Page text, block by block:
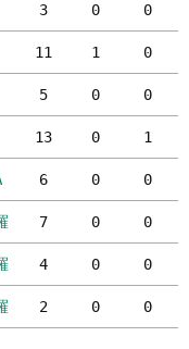
3 0 0
11 1 0
5 0 0
13 0 1
6 0 0
7 0 0
4 0 0
2 0 0